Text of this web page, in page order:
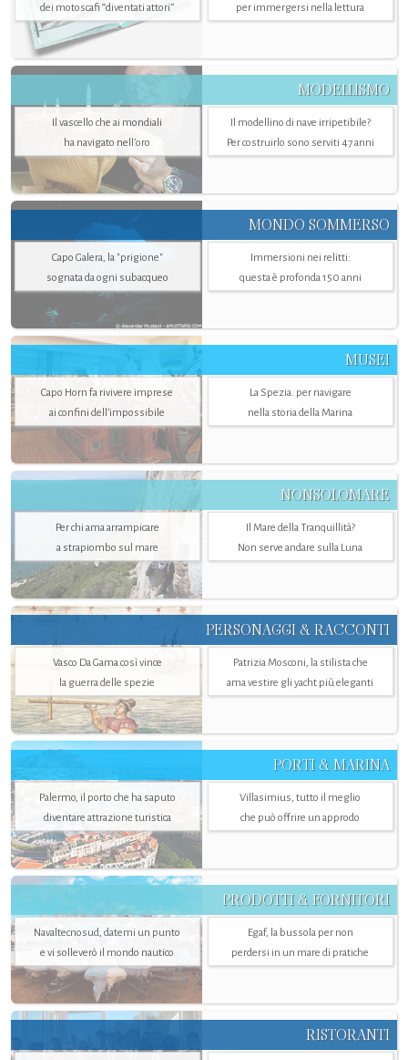
dei motoscafi “diventati attori”
per immergersi nella lettura
MODELLISMO
Il vascello che ai mondiali
ha navigato nell’oro
Il modellino di nave irripetibile?
Per costruirlo sono serviti 47 anni
MONDO SOMMERSO
Capo Galera, la "prigione"
sognata da ogni subacqueo
Immersioni nei relitti:
questa è profonda 150 anni
MUSEI
Capo Horn fa rivivere imprese
ai confini dell’impossibile
La Spezia. per navigare
nella storia della Marina
NONSOLOMARE
Per chi ama arrampicare
a strapiombo sul mare
Il Mare della Tranquillità?
Non serve andare sulla Luna
PERSONAGGI & RACCONTI
Vasco Da Gama così vince
la guerra delle spezie
Patrizia Mosconi, la stilista che
ama vestire gli yacht più eleganti
PORTI & MARINA
Palermo, il porto che ha saputo
diventare attrazione turistica
Villasimius, tutto il meglio
che può offrire un approdo
PRODOTTI & FORNITORI
Navaltecnosud, datemi un punto
e vi solleverò il mondo nautico
Egaf, la bussola per non
perdersi in un mare di pratiche
RISTORANTI